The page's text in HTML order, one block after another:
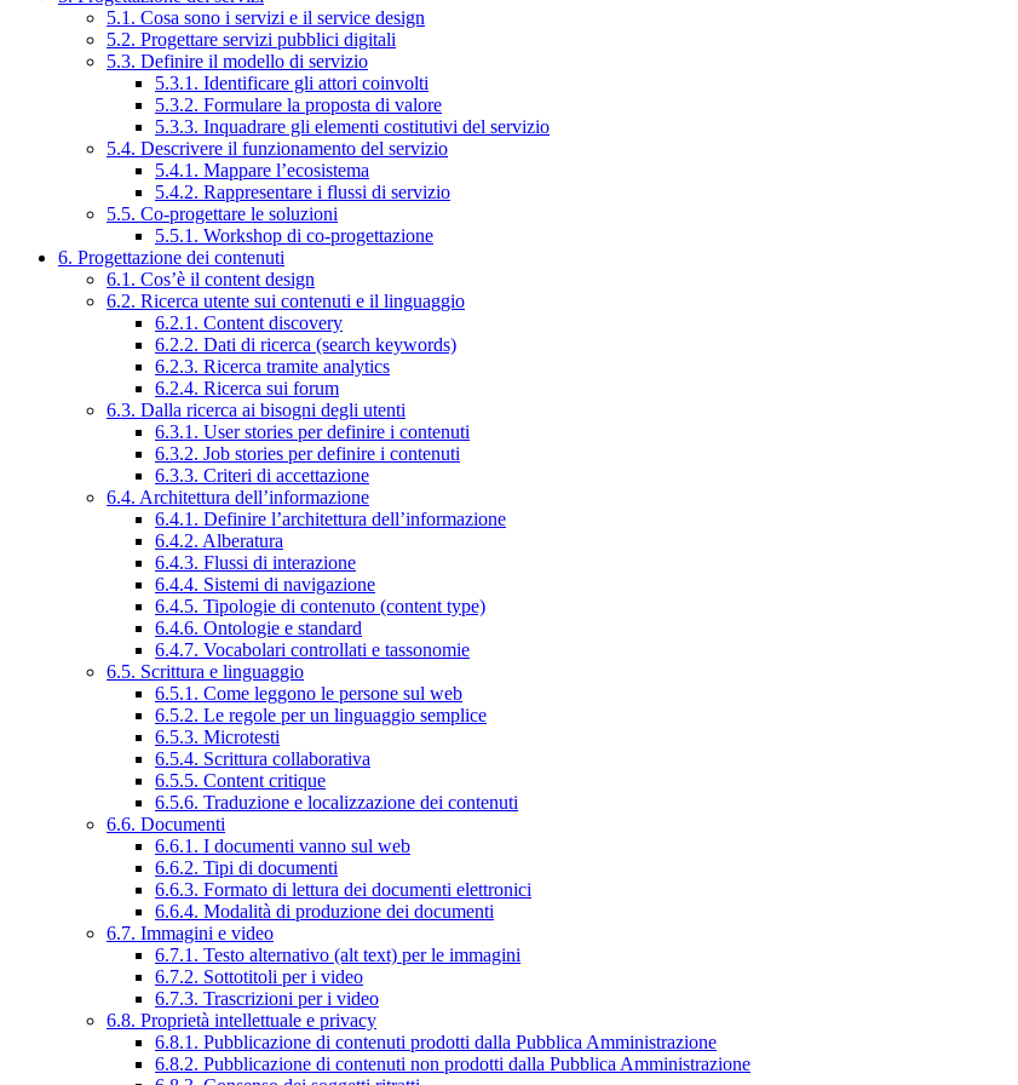
5.1. Cosa sono i servizi e il service design
5.2. Progettare servizi pubblici digitali
5.3. Definire il modello di servizio
5.3.1. Identificare gli attori coinvolti
5.3.2. Formulare la proposta di valore
5.3.3. Inquadrare gli elementi costitutivi del servizio
5.4. Descrivere il funzionamento del servizio
5.4.1. Mappare l’ecosistema
5.4.2. Rappresentare i flussi di servizio
5.5. Co-progettare le soluzioni
5.5.1. Workshop di co-progettazione
6. Progettazione dei contenuti
6.1. Cos’è il content design
6.2. Ricerca utente sui contenuti e il linguaggio
6.2.1. Content discovery
6.2.2. Dati di ricerca (search keywords)
6.2.3. Ricerca tramite analytics
6.2.4. Ricerca sui forum
6.3. Dalla ricerca ai bisogni degli utenti
6.3.1. User stories per definire i contenuti
6.3.2. Job stories per definire i contenuti
6.3.3. Criteri di accettazione
6.4. Architettura dell’informazione
6.4.1. Definire l’architettura dell’informazione
6.4.2. Alberatura
6.4.3. Flussi di interazione
6.4.4. Sistemi di navigazione
6.4.5. Tipologie di contenuto (content type)
6.4.6. Ontologie e standard
6.4.7. Vocabolari controllati e tassonomie
6.5. Scrittura e linguaggio
6.5.1. Come leggono le persone sul web
6.5.2. Le regole per un linguaggio semplice
6.5.3. Microtesti
6.5.4. Scrittura collaborativa
6.5.5. Content critique
6.5.6. Traduzione e localizzazione dei contenuti
6.6. Documenti
6.6.1. I documenti vanno sul web
6.6.2. Tipi di documenti
6.6.3. Formato di lettura dei documenti elettronici
6.6.4. Modalità di produzione dei documenti
6.7. Immagini e video
6.7.1. Testo alternativo (alt text) per le immagini
6.7.2. Sottotitoli per i video
6.7.3. Trascrizioni per i video
6.8. Proprietà intellettuale e privacy
6.8.1. Pubblicazione di contenuti prodotti dalla Pubblica Amministrazione
6.8.2. Pubblicazione di contenuti non prodotti dalla Pubblica Amministrazione